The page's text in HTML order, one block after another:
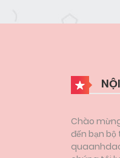
Chào
đến bạn